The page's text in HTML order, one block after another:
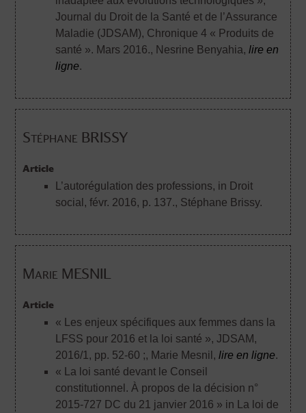
Journal du Droit de la Santé et de l’Assurance
Maladie (JDSAM), Chronique 4 « Produits de
santé ». Mars 2016., Nesrine Benyahia,lire en
ligne.
Stéphane BRISSY
Article
L’autorégulation des professions, in Droit
social, févr. 2016, p. 137., Stéphane Brissy.
Marie MESNIL
Article
« Les enjeux spécifiques aux femmes dans la
LFSS pour 2016 et la loi santé », JDSAM,
2016/1, pp. 52-60 ;, Marie Mesnil,lire en ligne.
« La loi santé devant le Conseil
constitutionnel. À propos de la décision n°
2015-727 DC du 21 janvier 2016 » in La loi de